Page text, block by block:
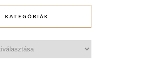
KATEGÓRIÁK